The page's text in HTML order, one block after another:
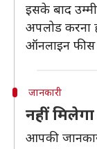
इसके बाद
अपलोड करना
ऑनलाइन फीस
जानकारी
नहीं
आपकी